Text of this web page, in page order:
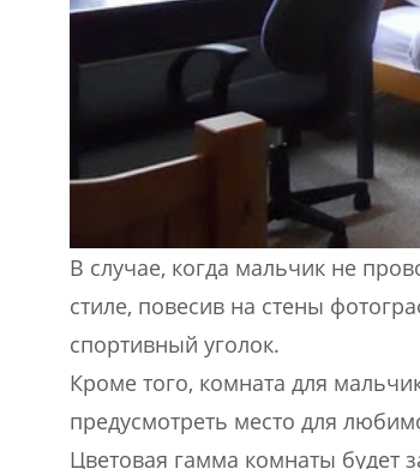
В случае, когда мальчик не
стиле, повесив на стены
спортивный уголок.
Кроме того, комната для
предусмотреть место для
Цветовая гамма комнаты будет